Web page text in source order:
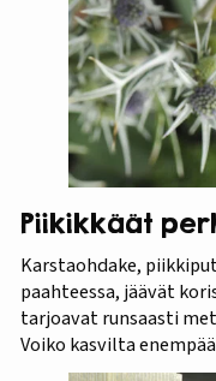
Piikikkäät
Karstaohdake,
paahteessa, jäävät
tarjoavat runsaasti
Voiko kasvilta